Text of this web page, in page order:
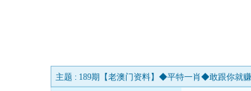
主题 : 189期【老澳门资料】◆平特一肖◆敢跟你就